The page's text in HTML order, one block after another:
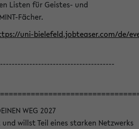
Listen für Geistes- und
Fächer.
uni-bielefeld.jobteaser.com/de/
WEG 2027
willst Teil eines starken Netzwerks